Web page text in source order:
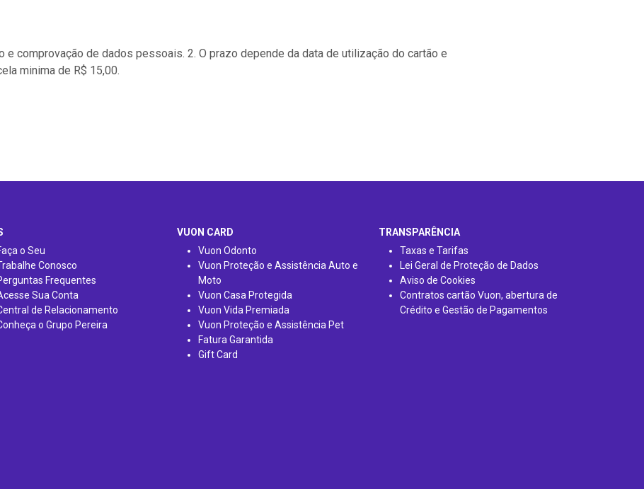
e comprovação de dados pessoais. 2. O prazo depende da data de utilização do cartão e
minima de R$ 15,00.
o Seu
Conosco
Frequentes
Sua Conta
de Relacionamento
o Grupo Pereira
VUON CARD
Vuon Odonto
Vuon Proteção e Assistência Auto e
Moto
Vuon Casa Protegida
Vuon Vida Premiada
Vuon Proteção e Assistência Pet
Fatura Garantida
Gift Card
TRANSPARÊNCIA
Taxas e Tarifas
Lei Geral de Proteção de Dados
Aviso de Cookies
Contratos cartão Vuon, abertura de
Crédito e Gestão de Pagamentos